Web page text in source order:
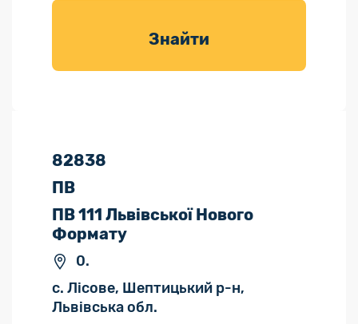
товарів для
Знайти
82838
ПВ
ПВ 111 Львівської Нового
Формату
0.
с. Лісове, Шептицький р-н,
Львівська обл.